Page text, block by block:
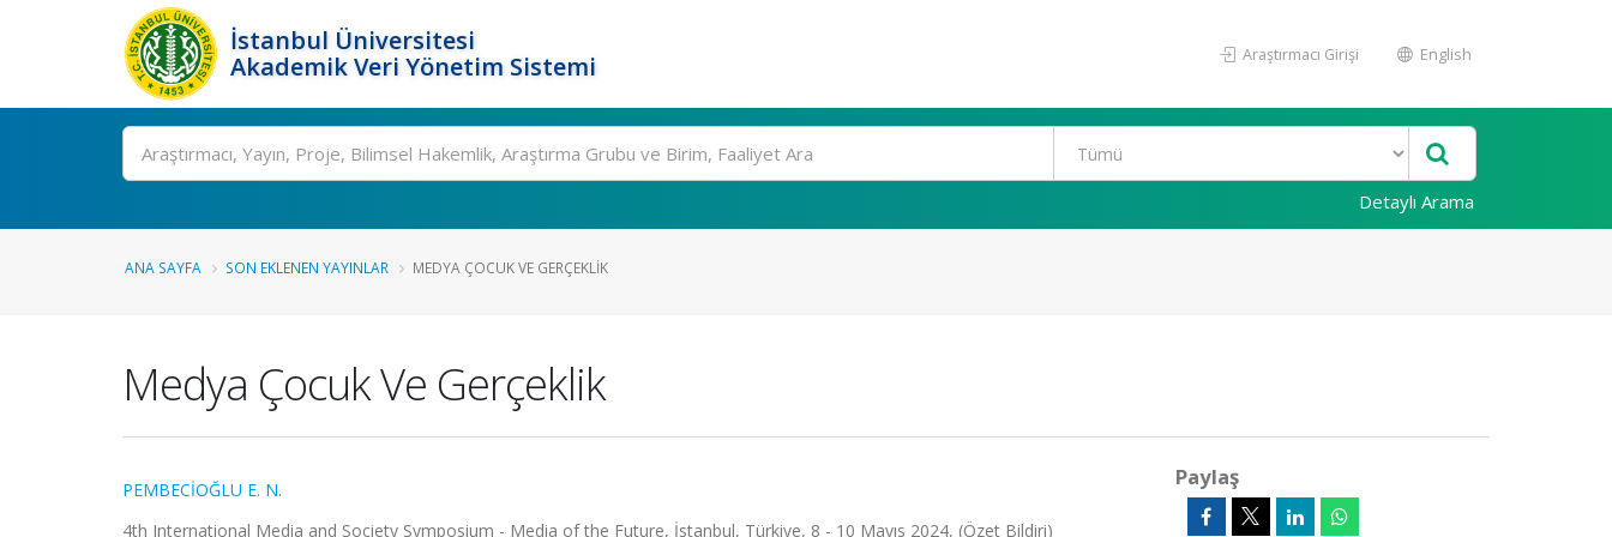
İstanbul Üniversitesi
Akademik Veri Yönetim Sistemi
Araştırmacı Girişi English
Ara
Detaylı Arama
ANA SAYFA SON EKLENEN YAYINLAR MEDYA ÇOCUK VE GERÇEKLIK
Medya Çocuk Ve Gerçeklik
PEMBECİOĞLU E. N.
4th International Media and Society Symposium - Media of the Future, İstanbul, Türkiye, 8 - 10 Mayıs 2024, (Özet Bildiri)
Paylaş